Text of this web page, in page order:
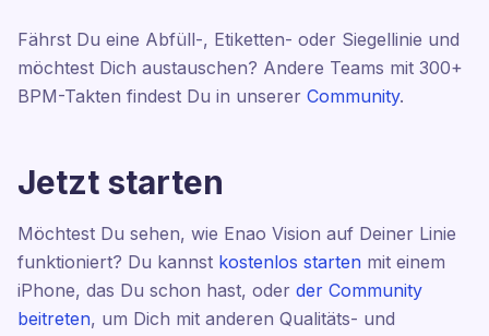
Fährst Du eine Abfüll-, Etiketten- oder Siegellinie und
möchtest Dich austauschen? Andere Teams mit 300+
BPM-Takten findest Du in unserer Community.
Jetzt starten
Möchtest Du sehen, wie Enao Vision auf Deiner Linie
funktioniert? Du kannst kostenlos starten mit einem
iPhone, das Du schon hast, oder der Community
beitreten, um Dich mit anderen Qualitäts- und